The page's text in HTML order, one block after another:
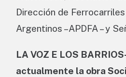
Dirección de
Argentinos –APDFA – y
LA VOZ E LOS
actualmente la obra